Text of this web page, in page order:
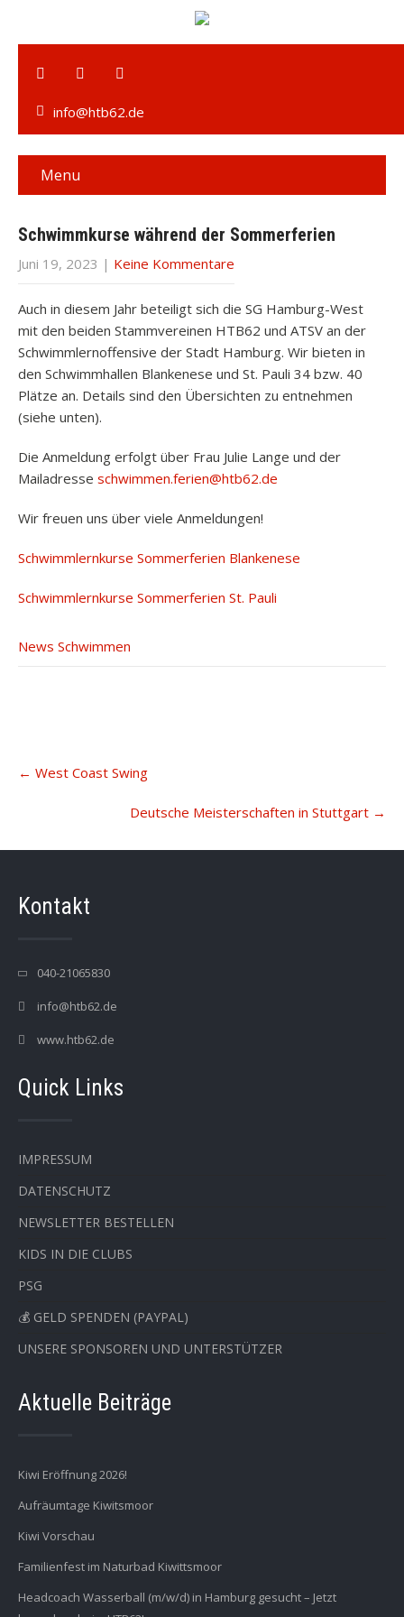
info@htb62.de
Menu
Schwimmkurse während der Sommerferien
Juni 19, 2023 | Keine Kommentare
Auch in diesem Jahr beteiligt sich die SG Hamburg-West
mit den beiden Stammvereinen HTB62 und ATSV an der
Schwimmlernoffensive der Stadt Hamburg. Wir bieten in
den Schwimmhallen Blankenese und St. Pauli 34 bzw. 40
Plätze an. Details sind den Übersichten zu entnehmen
(siehe unten).
Die Anmeldung erfolgt über Frau Julie Lange und der
Mailadresse schwimmen.ferien@htb62.de
Wir freuen uns über viele Anmeldungen!
Schwimmlernkurse Sommerferien Blankenese
Schwimmlernkurse Sommerferien St. Pauli
News Schwimmen
navigation
← West Coast Swing
Deutsche Meisterschaften in Stuttgart →
Kontakt
040-21065830
info@htb62.de
www.htb62.de
Quick Links
IMPRESSUM
DATENSCHUTZ
NEWSLETTER BESTELLEN
KIDS IN DIE CLUBS
PSG
💰 GELD SPENDEN (PAYPAL)
UNSERE SPONSOREN UND UNTERSTÜTZER
Aktuelle Beiträge
Kiwi Eröffnung 2026!
Aufräumtage Kiwitsmoor
Kiwi Vorschau
Familienfest im Naturbad Kiwittsmoor
Headcoach Wasserball (m/w/d) in Hamburg gesucht – Jetzt